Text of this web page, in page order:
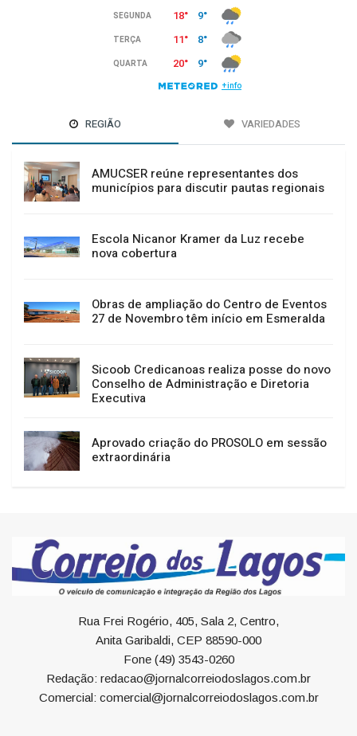
REGIÃO VARIEDADES
AMUCSER reúne representantes dos
municípios para discutir pautas regionais
Escola Nicanor Kramer da Luz recebe
nova cobertura
Obras de ampliação do Centro de Eventos
27 de Novembro têm início em Esmeralda
Sicoob Credicanoas realiza posse do novo
Conselho de Administração e Diretoria
Executiva
Aprovado criação do PROSOLO em sessão
extraordinária
Rua Frei Rogério, 405, Sala 2, Centro,
Anita Garibaldi, CEP 88590-000
Fone (49) 3543-0260
Redação: redacao@jornalcorreiodoslagos.com.br
Comercial: comercial@jornalcorreiodoslagos.com.br